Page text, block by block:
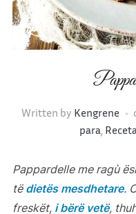
Written by Kengrene
para
Pappardelle me ragù
të dietës mesdhetare.
freskët, i bërë vetë,